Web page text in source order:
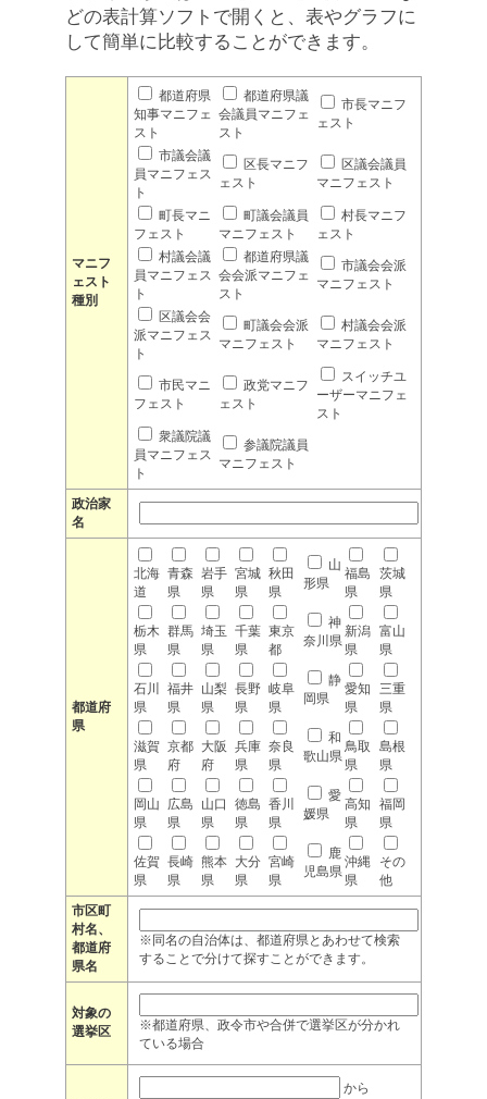
どの表計算ソフトで開くと、表やグラフに
して簡単に比較することができます。
マニフ
ェスト
種別
都道府県
知事マニフェ
スト
都道府県議
会議員マニフェ
スト
市長マニフ
ェスト
市議会議
員マニフェス
ト
区長マニフ
ェスト
区議会議員
マニフェスト
町長マニ
フェスト
町議会議員
マニフェスト
村長マニフ
ェスト
村議会議
員マニフェス
ト
都道府県議
会会派マニフェ
スト
市議会会派
マニフェスト
区議会会
派マニフェス
ト
町議会会派
マニフェスト
村議会会派
マニフェスト
市民マニ
フェスト
政党マニフ
ェスト
スイッチユ
ーザーマニフェ
スト
衆議院議
員マニフェス
ト
参議院議員
マニフェスト
政治家
名
都道府
県
北海
道
青森
県
岩手
県
宮城
県
秋田
県
山
形県
福島
県
茨城
県
栃木
県
群馬
県
埼玉
県
千葉
県
東京
都
神
奈川県
新潟
県
富山
県
石川
県
福井
県
山梨
県
長野
県
岐阜
県
静
岡県
愛知
県
三重
県
滋賀
県
京都
府
大阪
府
兵庫
県
奈良
県
和
歌山県
鳥取
県
島根
県
岡山
県
広島
県
山口
県
徳島
県
香川
県
愛
媛県
高知
県
福岡
県
佐賀
県
長崎
県
熊本
県
大分
県
宮崎
県
鹿
児島県
沖縄
県
その
他
市区町
村名、
都道府
県名
※同名の自治体は、都道府県とあわせて検索
することで分けて探すことができます。
対象の
選挙区
※都道府県、政令市や合併で選挙区が分かれ
ている場合
から